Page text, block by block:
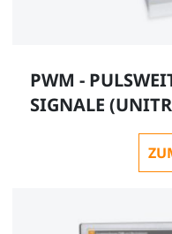
PWM -
SIGNALE